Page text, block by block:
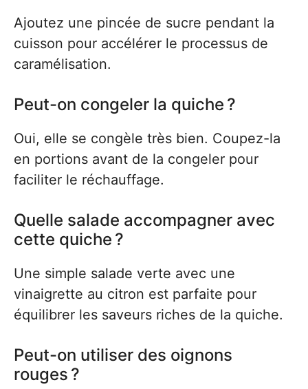
Ajoutez une pincée de sucre pendant la
cuisson pour accélérer le processus de
caramélisation.
Peut-on congeler la quiche ?
Oui, elle se congèle très bien. Coupez-la
en portions avant de la congeler pour
faciliter le réchauffage.
Quelle salade accompagner avec
cette quiche ?
Une simple salade verte avec une
vinaigrette au citron est parfaite pour
équilibrer les saveurs riches de la quiche.
Peut-on utiliser des oignons
rouges ?